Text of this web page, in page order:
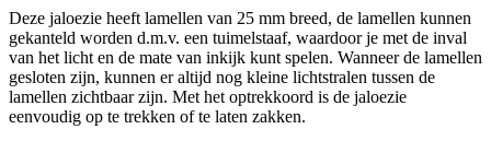
Deze jaloezie heeft lamellen van 25 mm breed, de lamellen kunnen
gekanteld worden d.m.v. een tuimelstaaf, waardoor je met de inval
van het licht en de mate van inkijk kunt spelen. Wanneer de lamellen
gesloten zijn, kunnen er altijd nog kleine lichtstralen tussen de
lamellen zichtbaar zijn. Met het optrekkoord is de jaloezie
eenvoudig op te trekken of te laten zakken.